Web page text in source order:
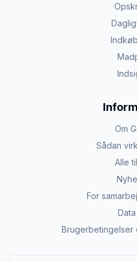
Om
Sådan
Alle
For
Data
Brugerbetingelser